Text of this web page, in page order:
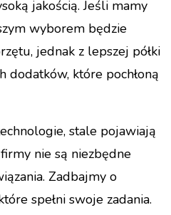
jakością. Jeśli mamy
wyborem będzie
jednak z lepszej półki
dodatków, które pochłoną
stale pojawiają
nie są niezbędne
Zadbajmy o
spełni swoje zadania.